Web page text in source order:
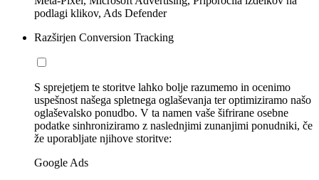
podlagi klikov, Ads Defender
Razširjen Conversion Tracking
S sprejetjem te storitve lahko bolje razumemo in ocenimo
uspešnost našega spletnega oglaševanja ter optimiziramo našo
oglaševalsko ponudbo. V ta namen vaše šifrirane osebne
podatke sinhroniziramo z naslednjimi zunanjimi ponudniki, če
že uporabljate njihove storitve:
Google Ads